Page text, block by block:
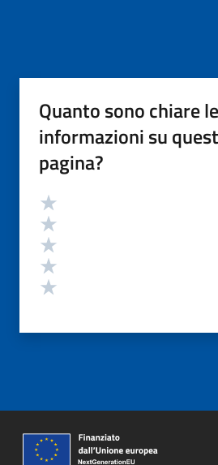
Quanto sono chiare le
informazioni su
pagina?
Valutazione